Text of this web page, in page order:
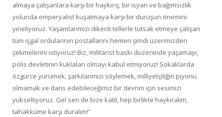
almaya çalışanlara karşı bir haykırış, bir isyan ve bağımsızlık
yolunda emperyalist kuşatmaya karşı bir duruşun önemini
yineliyoruz. Yaşamlarımızı dikenli tellerle tutsak etmeye çalışan
tüm işgal ordularının postallarını hemen şimdi üzerimizden
çekmelerini istiyoruz! Biz, militarist baskı düzeninde yaşamayı,
polis devletinin kuklaları olmayı kabul etmiyoruz! Sokaklarda
özgürce yürümek, şarkılarımızı söylemek, milliyetçiliğin piyonu
olmamak ve dans edebileceğimiz bir devrim için sesimizi
yükseltiyoruz. Gel sen de bize katıl, hep birlikte haykıralım,
tahakküme karşı duralım!”